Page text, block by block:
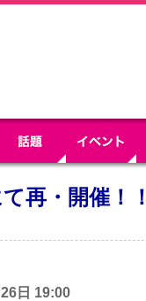
再・開催！！
日 19:00